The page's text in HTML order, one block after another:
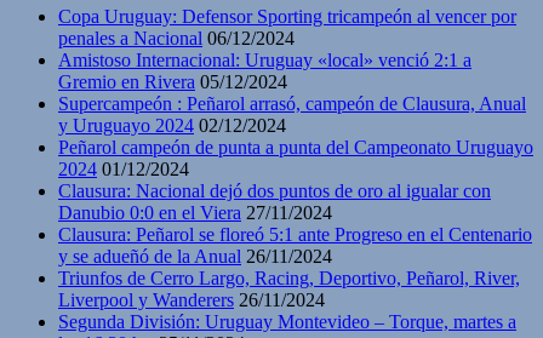
Copa Uruguay: Defensor Sporting tricampeón al vencer por
penales a Nacional 06/12/2024
Amistoso Internacional: Uruguay «local» venció 2:1 a
Gremio en Rivera 05/12/2024
Supercampeón : Peñarol arrasó, campeón de Clausura, Anual
y Uruguayo 2024 02/12/2024
Peñarol campeón de punta a punta del Campeonato Uruguayo
2024 01/12/2024
Clausura: Nacional dejó dos puntos de oro al igualar con
Danubio 0:0 en el Viera 27/11/2024
Clausura: Peñarol se floreó 5:1 ante Progreso en el Centenario
y se adueñó de la Anual 26/11/2024
Triunfos de Cerro Largo, Racing, Deportivo, Peñarol, River,
Liverpool y Wanderers 26/11/2024
Segunda División: Uruguay Montevideo – Torque, martes a